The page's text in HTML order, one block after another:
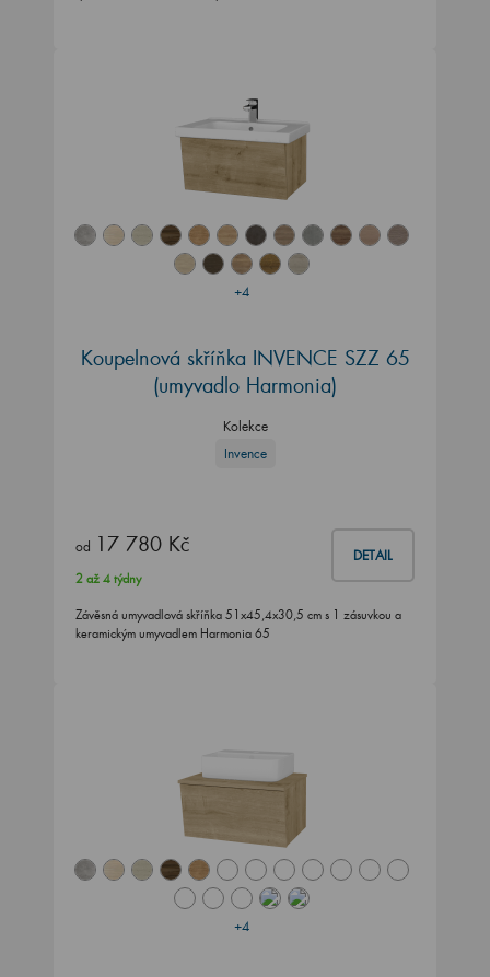
+4
Koupelnová skříňka INVENCE SZZ 65
(umyvadlo Harmonia)
Kolekce
Invence
od 17 780 Kč DETAIL
2 až 4 týdny
Závěsná umyvadlová skříňka 51x45,4x30,5 cm s 1 zásuvkou a
keramickým umyvadlem Harmonia 65
+4